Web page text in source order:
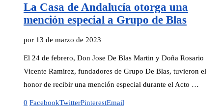
La Casa de Andalucía otorga una
mención especial a Grupo de Blas
por 13 de marzo de 2023
El 24 de febrero, Don Jose De Blas Martin y Doña Rosario
Vicente Ramirez, fundadores de Grupo De Blas, tuvieron el
honor de recibir una mención especial durante el Acto …
0 FacebookTwitterPinterestEmail